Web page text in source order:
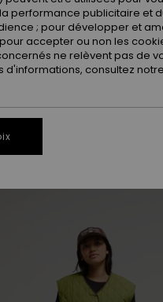
performance publicitaire et
; pour développer et
accepter ou non les
ne relèvent pas de
d'informations, consultez